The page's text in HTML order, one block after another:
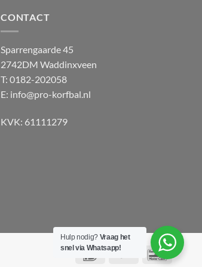
CONTACT
Sparrengaarde 45
2742DM Waddinxveen
T: 0182-202058
E: info@pro-korfbal.nl
KVK: 61111279
IDeal PayPal
Hulp nodig? Vraag het
snel via Whatsapp!